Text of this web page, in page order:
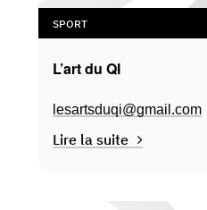
SPORT
L’art du QI
lesartsduqi@gmail.com
Lire la suite